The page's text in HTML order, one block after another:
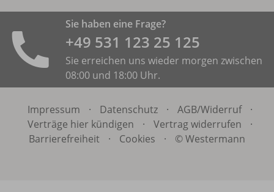
Sie haben eine Frage?
+49 531 ­123 25 125
Sie erreichen uns wieder morgen zwischen
08:00 und 18:00 Uhr.
Impressum · Datenschutz · AGB/Widerruf
·
Verträge hier kündigen
· Vertrag widerrufen
·
Barrierefreiheit
· Cookies · © Westermann